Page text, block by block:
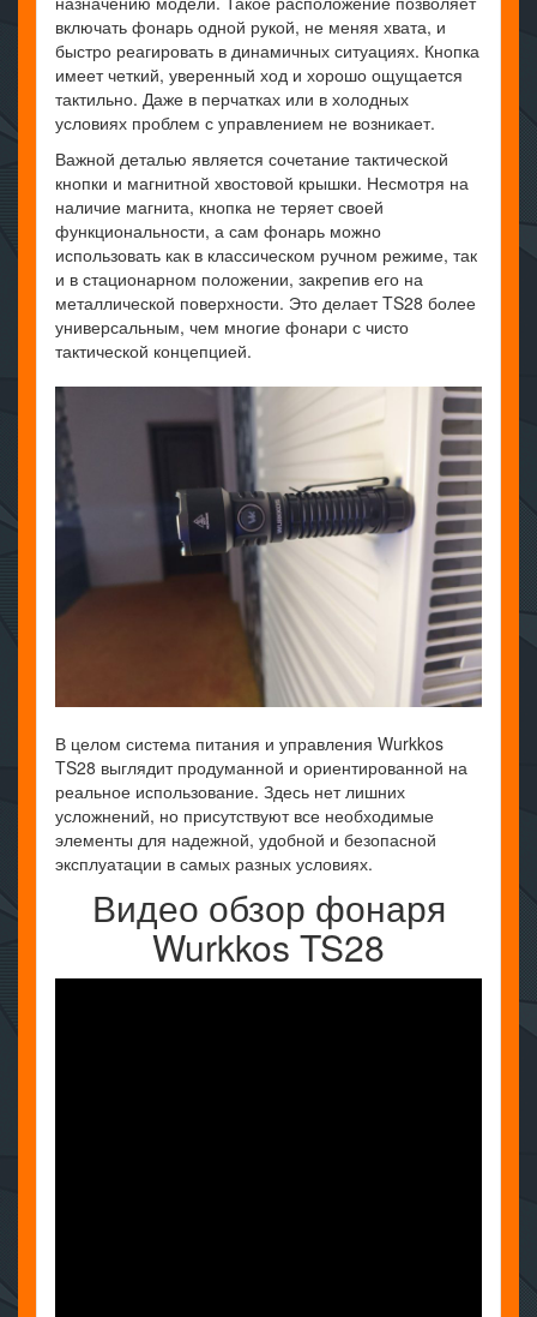
включать фонарь одной рукой, не меняя хвата, и
быстро реагировать в динамичных ситуациях. Кнопка
имеет четкий, уверенный ход и хорошо ощущается
тактильно. Даже в перчатках или в холодных
условиях проблем с управлением не возникает.
Важной деталью является сочетание тактической
кнопки и магнитной хвостовой крышки. Несмотря на
наличие магнита, кнопка не теряет своей
функциональности, а сам фонарь можно
использовать как в классическом ручном режиме, так
и в стационарном положении, закрепив его на
металлической поверхности. Это делает TS28 более
универсальным, чем многие фонари с чисто
тактической концепцией.
В целом система питания и управления Wurkkos
TS28 выглядит продуманной и ориентированной на
реальное использование. Здесь нет лишних
усложнений, но присутствуют все необходимые
элементы для надежной, удобной и безопасной
эксплуатации в самых разных условиях.
Видео обзор фонаря
Wurkkos TS28